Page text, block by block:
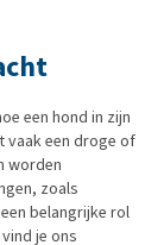
een hond in zijn
vaak een droge of
worden
zoals
belangrijke rol
je ons